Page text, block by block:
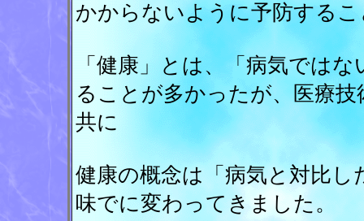
かからないように予防する
「健康」とは、「病気では
ることが多かったが、医療
共に
健康の概念は「病気と対比
味でに変わってきました。